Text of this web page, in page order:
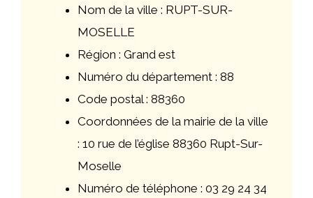
Nom de la ville : RUPT-SUR-
MOSELLE
Région : Grand est
Numéro du département : 88
Code postal : 88360
Coordonnées de la mairie de la ville
: 10 rue de l’église 88360 Rupt-Sur-
Moselle
Numéro de téléphone : 03 29 24 34